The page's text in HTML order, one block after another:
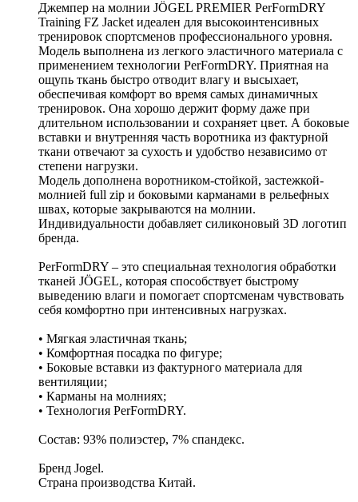
Джемпер на молнии JÖGEL PREMIER PerFormDRY
Training FZ Jacket идеален для высокоинтенсивных
тренировок спортсменов профессионального уровня.
Модель выполнена из легкого эластичного материала с
применением технологии PerFormDRY. Приятная на
ощупь ткань быстро отводит влагу и высыхает,
обеспечивая комфорт во время самых динамичных
тренировок. Она хорошо держит форму даже при
длительном использовании и сохраняет цвет. А боковые
вставки и внутренняя часть воротника из фактурной
ткани отвечают за сухость и удобство независимо от
степени нагрузки.
Модель дополнена воротником-стойкой, застежкой-
молнией full zip и боковыми карманами в рельефных
швах, которые закрываются на молнии.
Индивидуальности добавляет силиконовый 3D логотип
бренда.
PerFormDRY – это специальная технология обработки
тканей JÖGEL, которая способствует быстрому
выведению влаги и помогает спортсменам чувствовать
себя комфортно при интенсивных нагрузках.
• Мягкая эластичная ткань;
• Комфортная посадка по фигуре;
• Боковые вставки из фактурного материала для
вентиляции;
• Карманы на молниях;
• Технология PerFormDRY.
Состав: 93% полиэстер, 7% спандекс.
Бренд Jogel.
Страна производства Китай.